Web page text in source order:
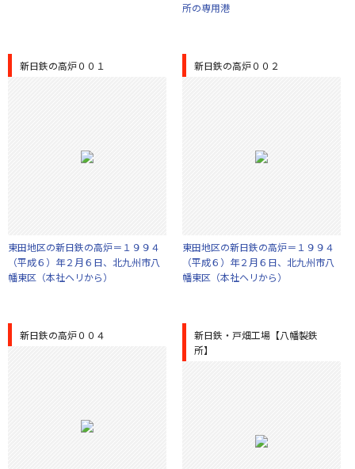
所の専用港
新日鉄の高炉００１
東田地区の新日鉄の高炉＝１９９４
（平成６）年２月６日、北九州市八
幡東区（本社ヘリから）
新日鉄の高炉００２
東田地区の新日鉄の高炉＝１９９４
（平成６）年２月６日、北九州市八
幡東区（本社ヘリから）
新日鉄の高炉００４
新日鉄・戸畑工場【八幡製鉄
所】